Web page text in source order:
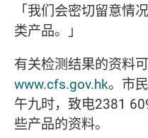
「我们会密切留意情
类产品。」
有关检测结果的资料
www.cfs.gov.hk。市
午九时，致电2381
些产品的资料。